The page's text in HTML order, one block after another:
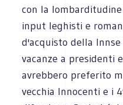
con la
input leghisti e
d'acquisto della
vacanze a presidenti
avrebbero preferito
vecchia Innocenti e i